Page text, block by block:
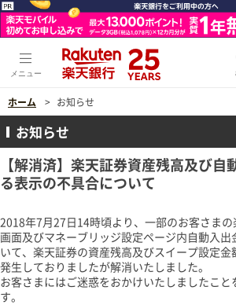
メニュー
ホーム お知らせ
お知らせ
【解消済】楽天証券資産残高及び自
る表示の不具合について
2018年7月27日14時頃より、一部のお客さま
画面及びマネーブリッジ設定ページ内自動入
いて、楽天証券の資産残高及びスイープ設定
発生しておりましたが解消いたしました。
お客さまにはご迷惑をおかけいたしましたこと
す。